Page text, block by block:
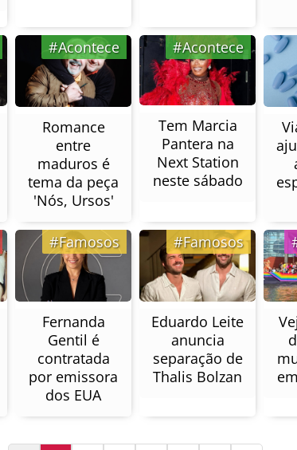
#Acontece
Romance
entre
maduros é
tema da peça
'Nós, Ursos'
#Acontece
Tem Marcia
Pantera na
Next Station
neste sábado
#Famosos
Fernanda
Gentil é
contratada
por emissora
dos EUA
#Famosos
Eduardo Leite
anuncia
separação de
Thalis Bolzan